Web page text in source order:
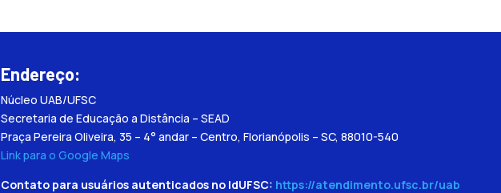
Endereço:
Núcleo UAB/UFSC
Secretaria de Educação a Distância – SEAD
Praça Pereira Oliveira, 35 – 4° andar – Centro, Florianópolis – SC, 88010-540
Link para o Google Maps
Contato para usuários autenticados no IdUFSC: https://atendimento.ufsc.br/uab